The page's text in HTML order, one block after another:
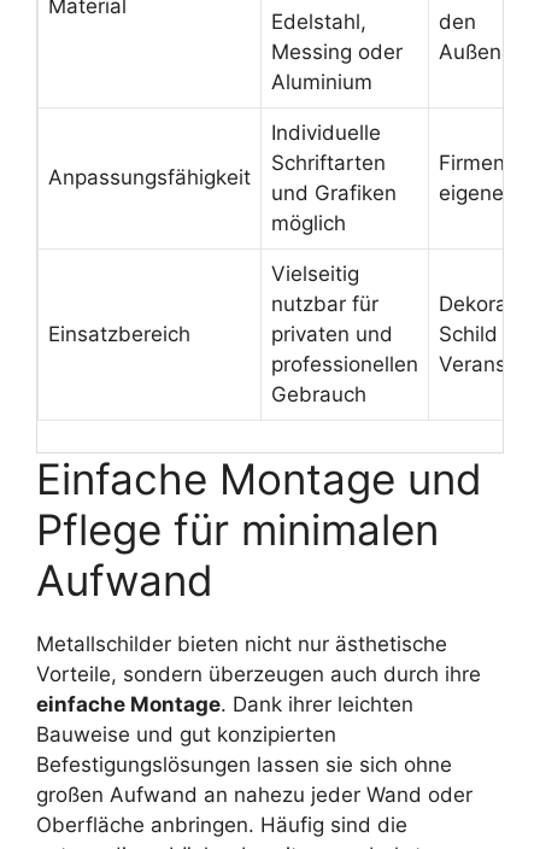
Material
Edelstahl,
Messing oder
Aluminium
den
Anpassungsfähigkeit
Individuelle
Schriftarten
und Grafiken
möglich
eigenem
Einsatzbereich
Vielseitig
nutzbar für
privaten und
professionellen
Gebrauch
Schild für
Einfache Montage und
Pflege für minimalen
Aufwand
Metallschilder bieten nicht nur ästhetische
Vorteile, sondern überzeugen auch durch ihre
einfache Montage. Dank ihrer leichten
Bauweise und gut konzipierten
Befestigungslösungen lassen sie sich ohne
großen Aufwand an nahezu jeder Wand oder
Oberfläche anbringen. Häufig sind die